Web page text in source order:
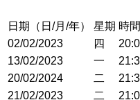
日期（日/月/年） 星期 時間
02/02/2023
四
13/02/2023
一
20/02/2024
二
21/02/2023
二